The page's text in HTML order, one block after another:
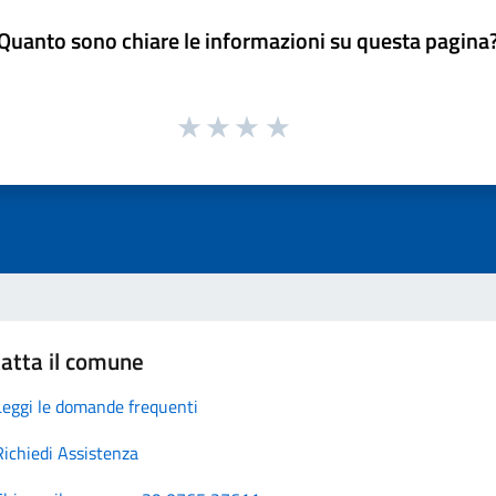
sono chiare le informazioni su questa
il comune
le domande frequenti
Assistenza